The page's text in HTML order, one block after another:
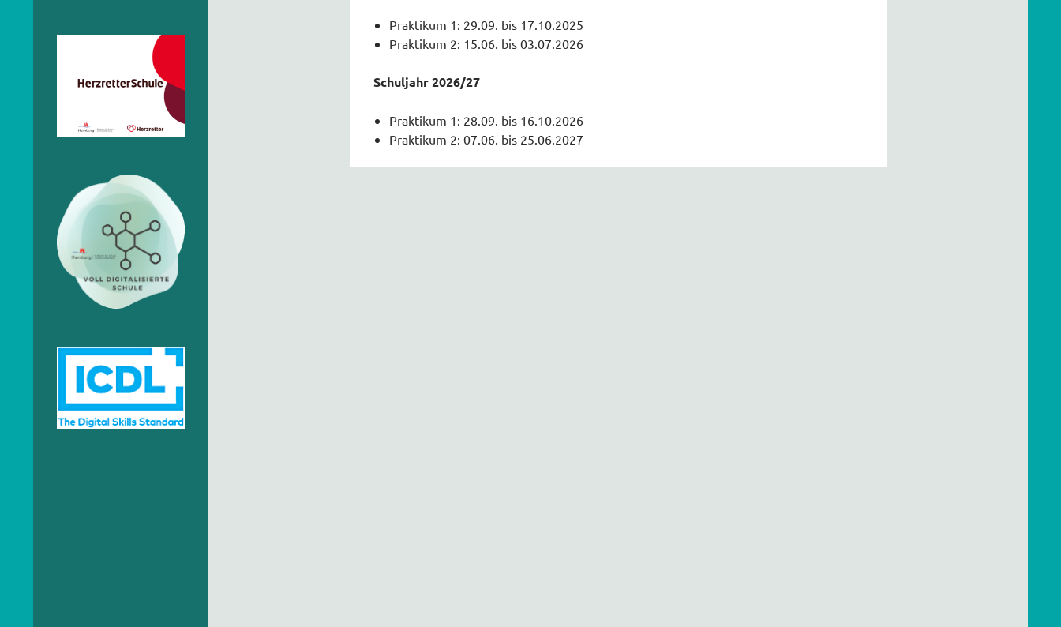
Praktikum 1: 29.09. bis 17.10.2025
Praktikum 2: 15.06. bis 03.07.2026
Schuljahr 2026/27
Praktikum 1: 28.09. bis 16.10.2026
Praktikum 2: 07.06. bis 25.06.2027